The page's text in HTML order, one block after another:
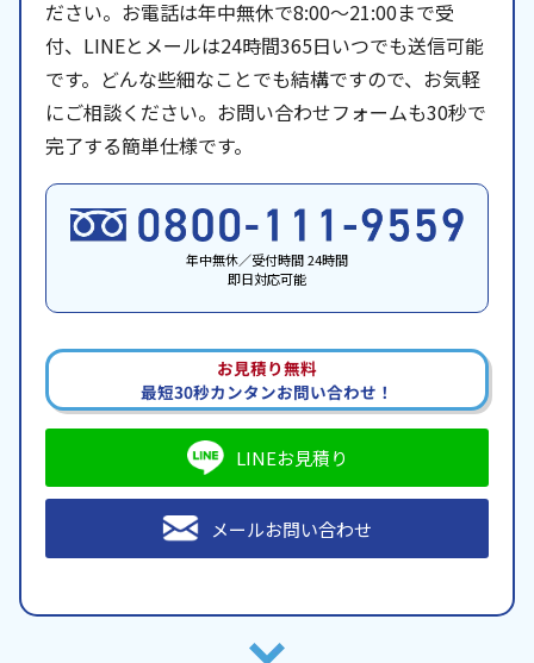
ださい。お電話は年中無休で8:00〜21:00まで受
付、LINEとメールは24時間365日いつでも送信可能
です。どんな些細なことでも結構ですので、お気軽
にご相談ください。お問い合わせフォームも30秒で
完了する簡単仕様です。
年中無休／受付時間 24時間
即日対応可能
お見積り無料
最短30秒カンタンお問い合わせ！
LINEお見積り
メールお問い合わせ